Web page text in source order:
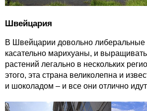
Швейцария
В Швейцарии довольно либеральные
касательно марихуаны, и
растений легально в нескольких
этого, эта страна великолепна и
и шоколадом – и все они отлично